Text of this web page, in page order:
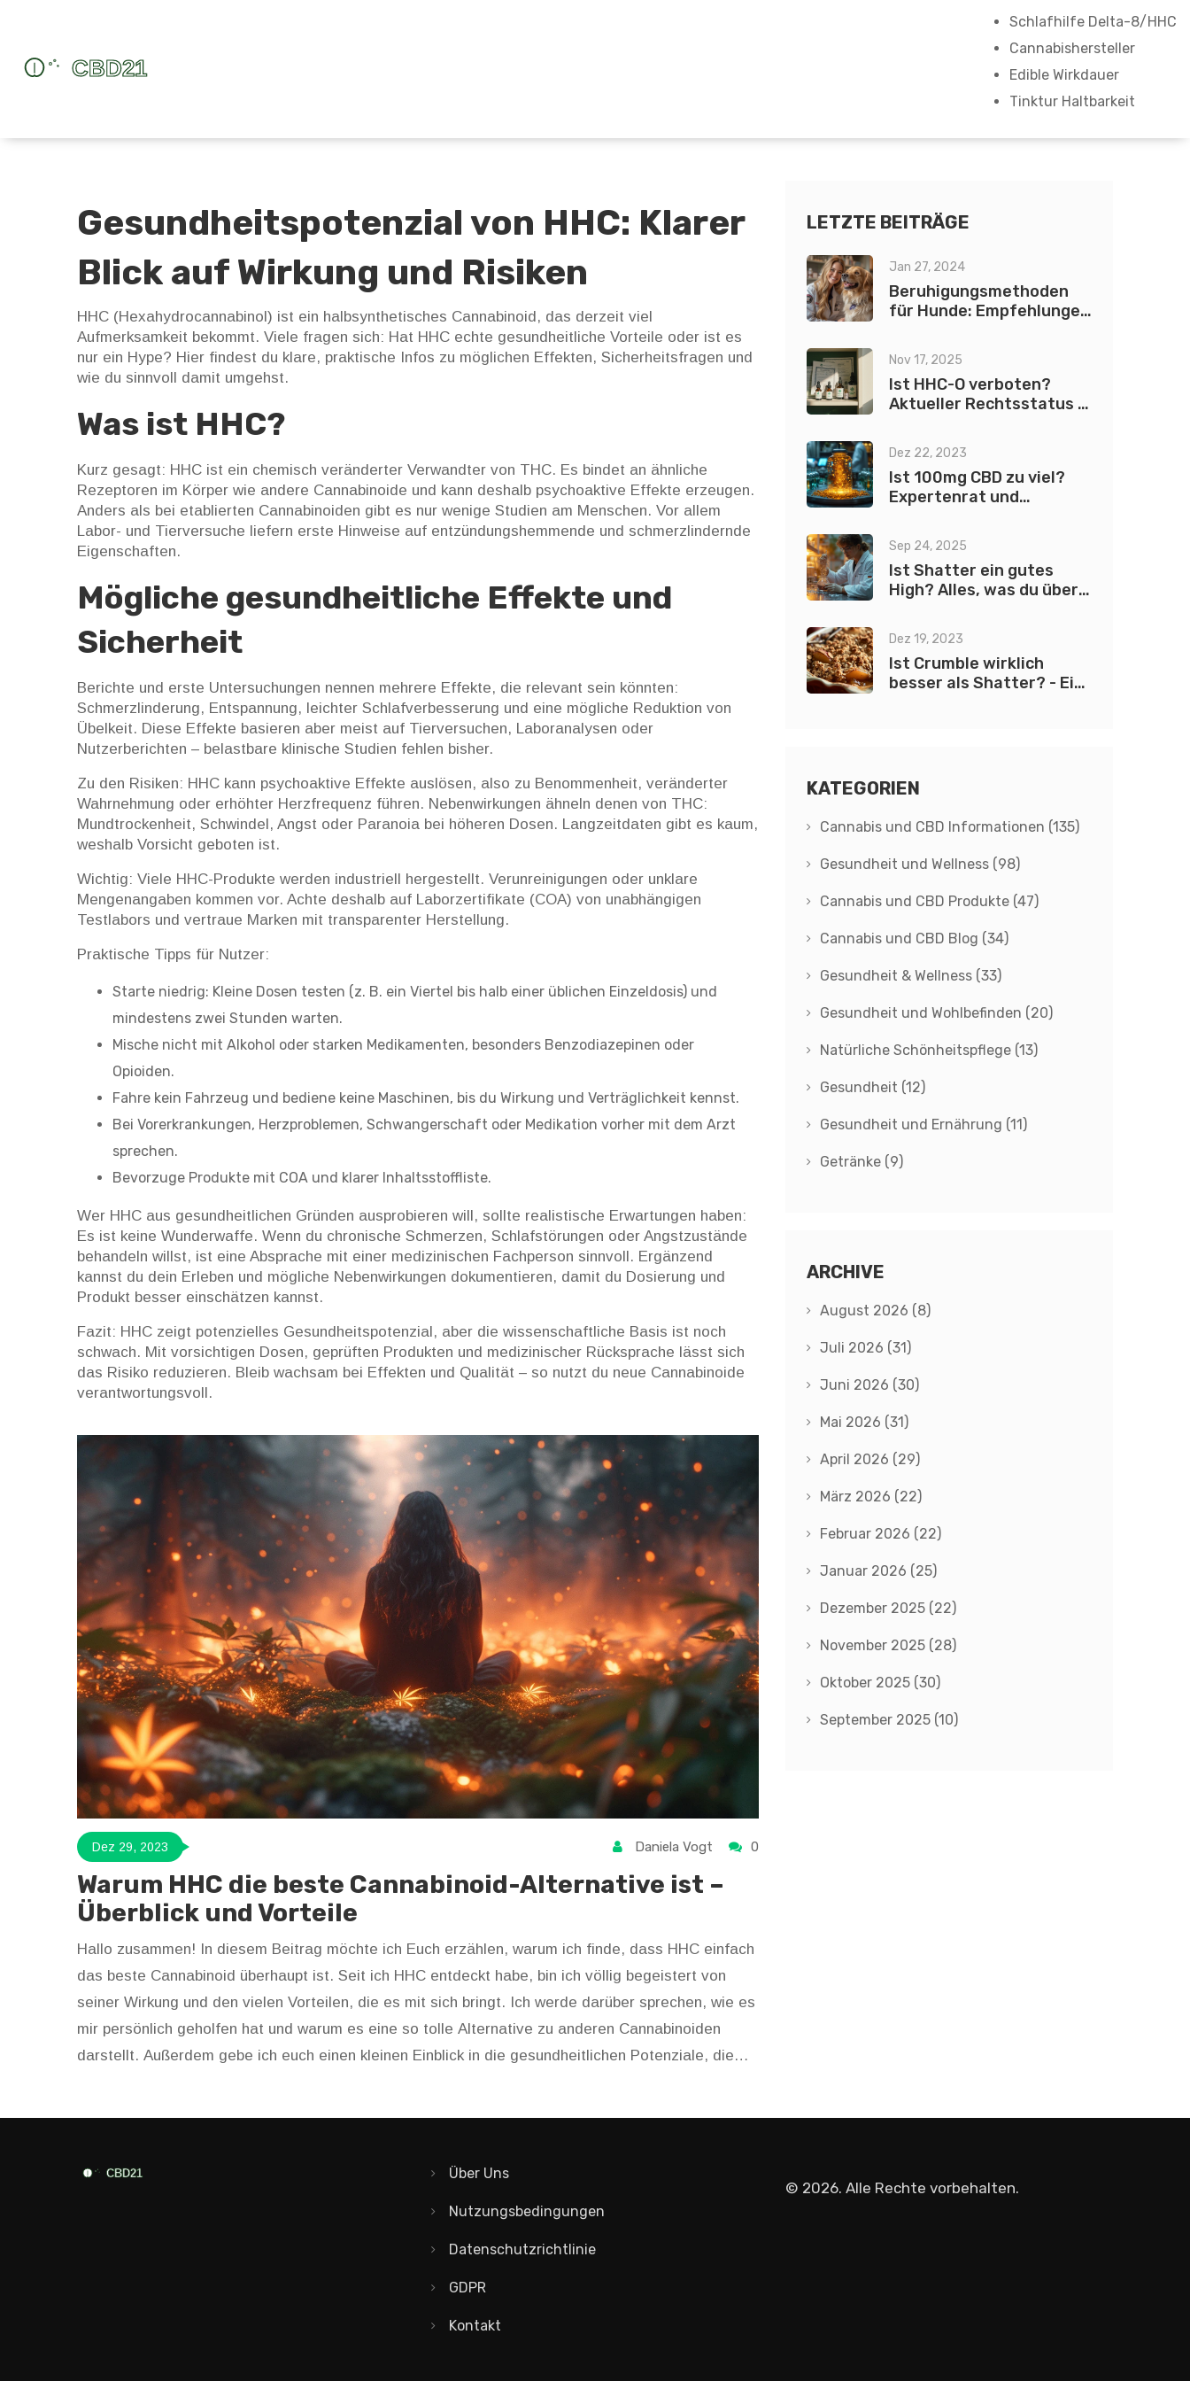
Schlafhilfe Delta-8/HHC
Cannabishersteller
Edible Wirkdauer
Tinktur Haltbarkeit
Gesundheitspotenzial von HHC: Klarer
Blick auf Wirkung und Risiken
HHC (Hexahydrocannabinol) ist ein halbsynthetisches Cannabinoid, das derzeit viel
Aufmerksamkeit bekommt. Viele fragen sich: Hat HHC echte gesundheitliche Vorteile oder ist es
nur ein Hype? Hier findest du klare, praktische Infos zu möglichen Effekten, Sicherheitsfragen und
wie du sinnvoll damit umgehst.
Was ist HHC?
Kurz gesagt: HHC ist ein chemisch veränderter Verwandter von THC. Es bindet an ähnliche
Rezeptoren im Körper wie andere Cannabinoide und kann deshalb psychoaktive Effekte erzeugen.
Anders als bei etablierten Cannabinoiden gibt es nur wenige Studien am Menschen. Vor allem
Labor- und Tierversuche liefern erste Hinweise auf entzündungshemmende und schmerzlindernde
Eigenschaften.
Mögliche gesundheitliche Effekte und
Sicherheit
Berichte und erste Untersuchungen nennen mehrere Effekte, die relevant sein könnten:
Schmerzlinderung, Entspannung, leichter Schlafverbesserung und eine mögliche Reduktion von
Übelkeit. Diese Effekte basieren aber meist auf Tierversuchen, Laboranalysen oder
Nutzerberichten – belastbare klinische Studien fehlen bisher.
Zu den Risiken: HHC kann psychoaktive Effekte auslösen, also zu Benommenheit, veränderter
Wahrnehmung oder erhöhter Herzfrequenz führen. Nebenwirkungen ähneln denen von THC:
Mundtrockenheit, Schwindel, Angst oder Paranoia bei höheren Dosen. Langzeitdaten gibt es kaum,
weshalb Vorsicht geboten ist.
Wichtig: Viele HHC-Produkte werden industriell hergestellt. Verunreinigungen oder unklare
Mengenangaben kommen vor. Achte deshalb auf Laborzertifikate (COA) von unabhängigen
Testlabors und vertraue Marken mit transparenter Herstellung.
Praktische Tipps für Nutzer:
Starte niedrig: Kleine Dosen testen (z. B. ein Viertel bis halb einer üblichen Einzeldosis) und
mindestens zwei Stunden warten.
Mische nicht mit Alkohol oder starken Medikamenten, besonders Benzodiazepinen oder
Opioiden.
Fahre kein Fahrzeug und bediene keine Maschinen, bis du Wirkung und Verträglichkeit kennst.
Bei Vorerkrankungen, Herzproblemen, Schwangerschaft oder Medikation vorher mit dem Arzt
sprechen.
Bevorzuge Produkte mit COA und klarer Inhaltsstoffliste.
Wer HHC aus gesundheitlichen Gründen ausprobieren will, sollte realistische Erwartungen haben:
Es ist keine Wunderwaffe. Wenn du chronische Schmerzen, Schlafstörungen oder Angstzustände
behandeln willst, ist eine Absprache mit einer medizinischen Fachperson sinnvoll. Ergänzend
kannst du dein Erleben und mögliche Nebenwirkungen dokumentieren, damit du Dosierung und
Produkt besser einschätzen kannst.
Fazit: HHC zeigt potenzielles Gesundheitspotenzial, aber die wissenschaftliche Basis ist noch
schwach. Mit vorsichtigen Dosen, geprüften Produkten und medizinischer Rücksprache lässt sich
das Risiko reduzieren. Bleib wachsam bei Effekten und Qualität – so nutzt du neue Cannabinoide
verantwortungsvoll.
Dez 29, 2023 Daniela Vogt 0
Warum HHC die beste Cannabinoid-Alternative ist –
Überblick und Vorteile
Hallo zusammen! In diesem Beitrag möchte ich Euch erzählen, warum ich finde, dass HHC einfach
das beste Cannabinoid überhaupt ist. Seit ich HHC entdeckt habe, bin ich völlig begeistert von
seiner Wirkung und den vielen Vorteilen, die es mit sich bringt. Ich werde darüber sprechen, wie es
mir persönlich geholfen hat und warum es eine so tolle Alternative zu anderen Cannabinoiden
darstellt. Außerdem gebe ich euch einen kleinen Einblick in die gesundheitlichen Potenziale, die
LETZTE BEITRÄGE
Jan 27, 2024
Beruhigungsmethoden
für Hunde: Empfehlungen
Nov 17, 2025
Ist HHC-O verboten?
Aktueller Rechtsstatus in
Dez 22, 2023
Ist 100mg CBD zu viel?
Expertenrat und
Sep 24, 2025
Ist Shatter ein gutes
High? Alles, was du über
wissen musst
Dez 19, 2023
Ist Crumble wirklich
besser als Shatter? - Ein
KATEGORIEN
Cannabis und CBD Informationen (135)
Gesundheit und Wellness (98)
Cannabis und CBD Produkte (47)
Cannabis und CBD Blog (34)
Gesundheit & Wellness (33)
Gesundheit und Wohlbefinden (20)
Natürliche Schönheitspflege (13)
Gesundheit (12)
Gesundheit und Ernährung (11)
Getränke (9)
ARCHIVE
August 2026 (8)
Juli 2026 (31)
Juni 2026 (30)
Mai 2026 (31)
April 2026 (29)
März 2026 (22)
Februar 2026 (22)
Januar 2026 (25)
Dezember 2025 (22)
November 2025 (28)
Oktober 2025 (30)
September 2025 (10)
Über Uns
Nutzungsbedingungen
Datenschutzrichtlinie
GDPR
Kontakt
© 2026. Alle Rechte vorbehalten.